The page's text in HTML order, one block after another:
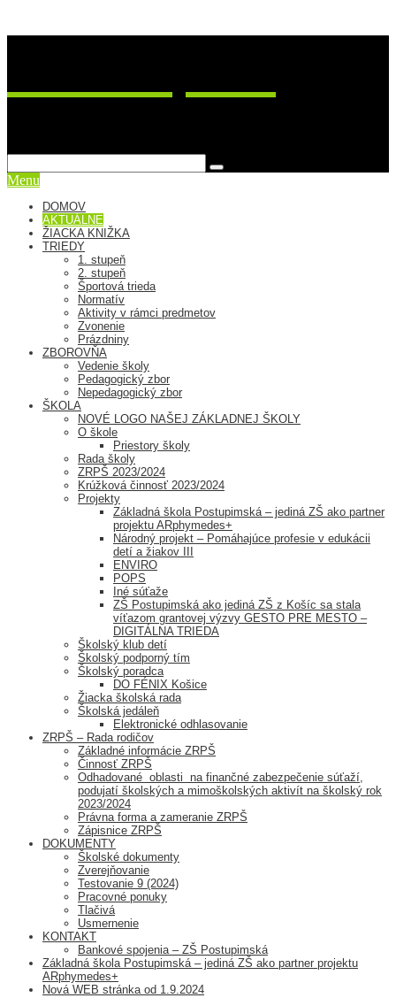
Menu
DOMOV
AKTUÁLNE
ŽIACKA KNIŽKA
TRIEDY
1. stupeň
2. stupeň
Športová trieda
Normatív
Aktivity v rámci predmetov
Zvonenie
Prázdniny
ZBOROVŇA
Vedenie školy
Pedagogický zbor
Nepedagogický zbor
ŠKOLA
NOVÉ LOGO NAŠEJ ZÁKLADNEJ ŠKOLY
O škole
Priestory školy
Rada školy
ZRPŠ 2023/2024
Krúžková činnosť 2023/2024
Projekty
Základná škola Postupimská – jediná ZŠ ako partner
projektu ARphymedes+
Národný projekt – Pomáhajúce profesie v edukácii
detí a žiakov III
ENVIRO
POPS
Iné súťaže
ZŠ Postupimská ako jediná ZŠ z Košíc sa stala
víťazom grantovej výzvy GESTO PRE MESTO –
DIGITÁLNA TRIEDA
Školský klub detí
Školský podporný tím
Školský poradca
DO FÉNIX Košice
Žiacka školská rada
Školská jedáleň
Elektronické odhlasovanie
ZRPŠ – Rada rodičov
Základné informácie ZRPŠ
Činnosť ZRPŠ
Odhadované oblasti na finančné zabezpečenie súťaží,
podujatí školských a mimoškolských aktivít na školský rok
2023/2024
Právna forma a zameranie ZRPŠ
Zápisnice ZRPŠ
DOKUMENTY
Školské dokumenty
Zverejňovanie
Testovanie 9 (2024)
Pracovné ponuky
Tlačivá
Usmernenie
KONTAKT
Bankové spojenia – ZŠ Postupimská
Základná škola Postupimská – jediná ZŠ ako partner projektu
ARphymedes+
Nová WEB stránka od 1.9.2024